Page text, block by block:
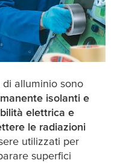
alluminio sono
isolanti e
elettrica e
le radiazioni
utilizzati per
superfici